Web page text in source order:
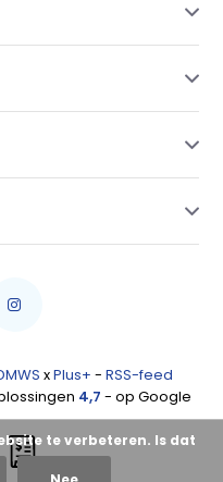
xPlus+ - RSS-feed
4,7 - op Google
te verbeteren. Is dat